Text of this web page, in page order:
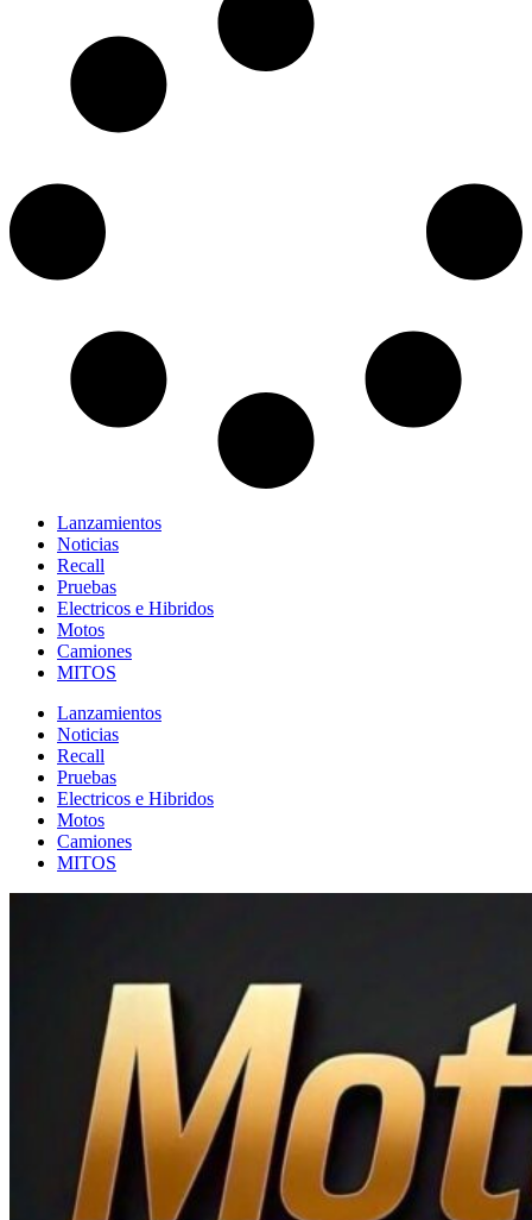
Lanzamientos
Noticias
Recall
Pruebas
Electricos e Hibridos
Motos
Camiones
MITOS
Lanzamientos
Noticias
Recall
Pruebas
Electricos e Hibridos
Motos
Camiones
MITOS